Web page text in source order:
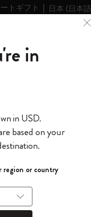
トギフト 日本 (日本
ール
保存する
示1
ようこそ
、コード
力すると、初
無料になり
in
in USD.
based on your
or country